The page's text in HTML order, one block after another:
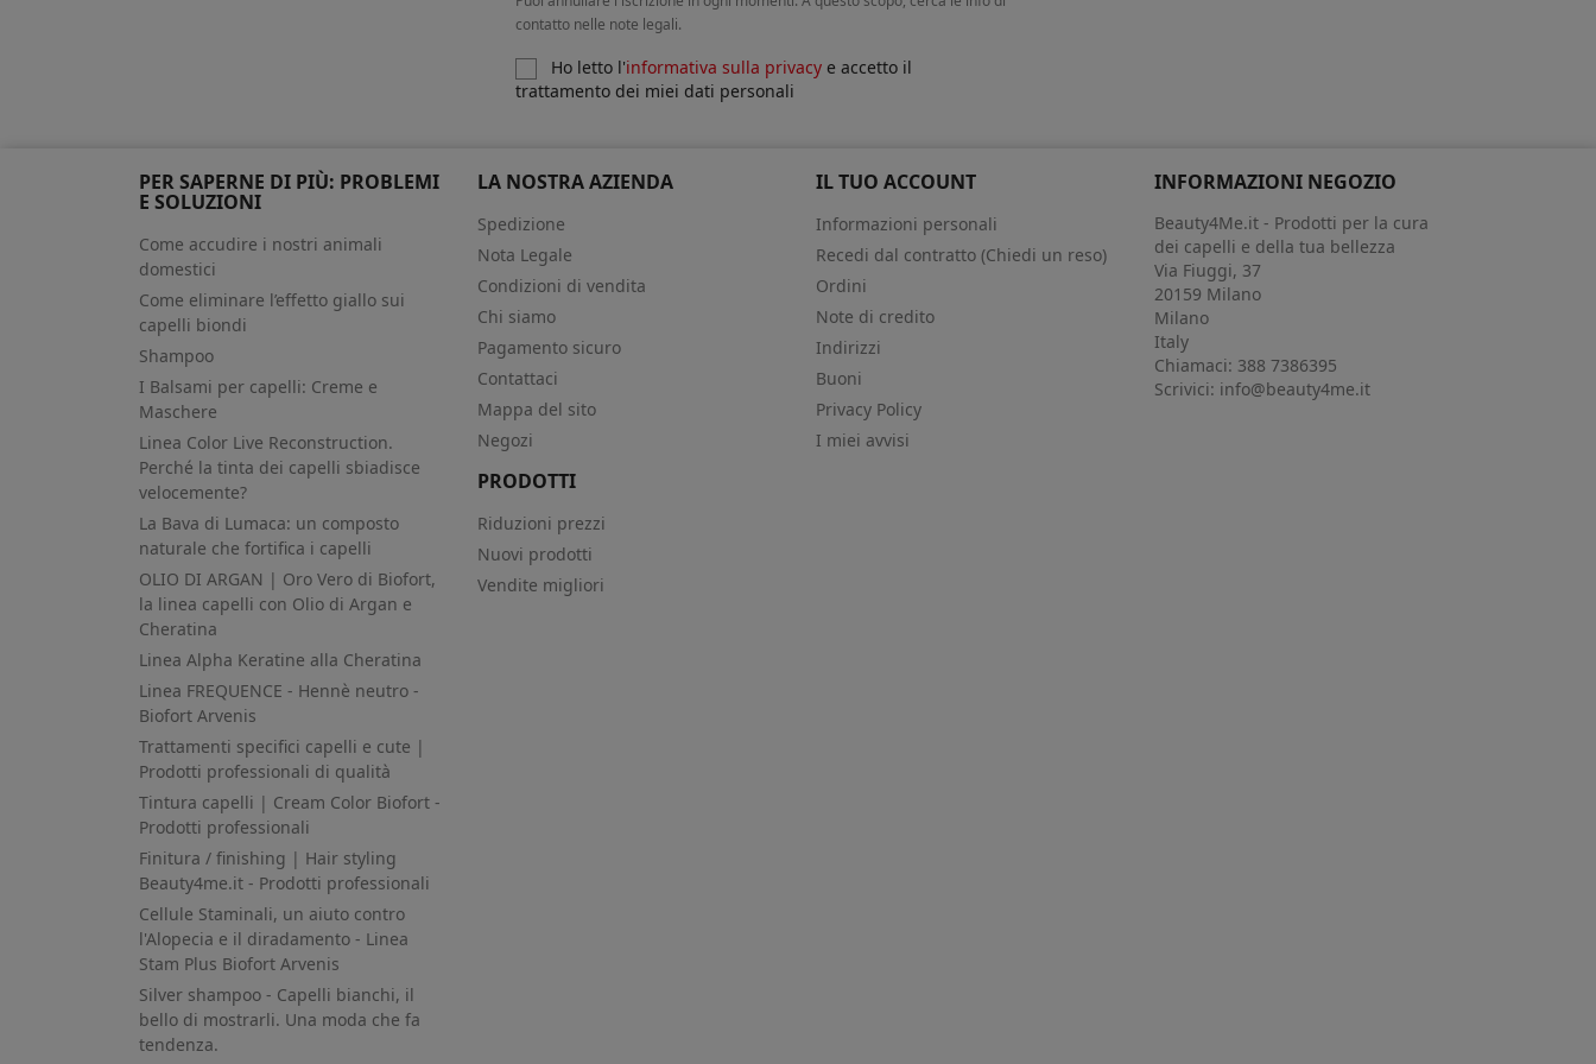
contatto nelle note legali.
Ho letto l'informativa sulla privacye accetto il
trattamento dei miei dati personali
PER SAPERNE DI PIÙ: PROBLEMI
E SOLUZIONI
Come accudire i nostri animali
domestici
Come eliminare l’effetto giallo sui
capelli biondi
Shampoo
I Balsami per capelli: Creme e
Maschere
Linea Color Live Reconstruction.
Perché la tinta dei capelli sbiadisce
velocemente?
La Bava di Lumaca: un composto
naturale che fortifica i capelli
OLIO DI ARGAN | Oro Vero di Biofort,
la linea capelli con Olio di Argan e
Cheratina
Linea Alpha Keratine alla Cheratina
Linea FREQUENCE - Hennè neutro -
Biofort Arvenis
Trattamenti specifici capelli e cute |
Prodotti professionali di qualità
Tintura capelli | Cream Color Biofort -
Prodotti professionali
Finitura / finishing | Hair styling
Beauty4me.it - Prodotti professionali
Cellule Staminali, un aiuto contro
l'Alopecia e il diradamento - Linea
Stam Plus Biofort Arvenis
Silver shampoo - Capelli bianchi, il
bello di mostrarli. Una moda che fa
tendenza.
LA NOSTRA AZIENDA
Spedizione
Nota Legale
Condizioni di vendita
Chi siamo
Pagamento sicuro
Contattaci
Mappa del sito
Negozi
PRODOTTI
Riduzioni prezzi
Nuovi prodotti
Vendite migliori
IL TUO ACCOUNT
Informazioni personali
Recedi dal contratto (Chiedi un reso)
Ordini
Note di credito
Indirizzi
Buoni
Privacy Policy
I miei avvisi
INFORMAZIONI NEGOZIO
Beauty4Me.it - Prodotti per la cura
dei capelli e della tua bellezza
Via Fiuggi, 37
20159 Milano
Milano
Italy
Chiamaci: 388 7386395
Scrivici: info@beauty4me.it